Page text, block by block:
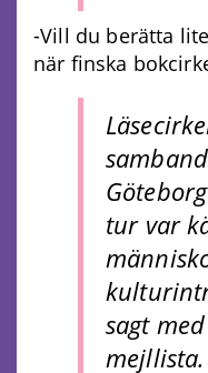
-Vill du berätta
när finska
tur var
sagt